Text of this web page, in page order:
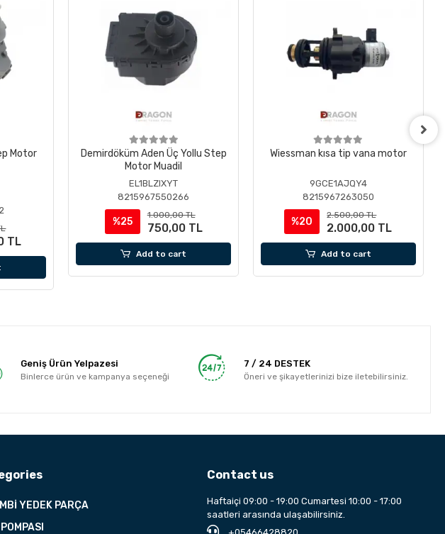
Motor
TL
Demirdöküm Aden Üç Yollu Step
Motor Muadil
EL1BLZIXYT
8215967550266
%25
1.000,00 TL
750,00 TL
Add to cart
Wiessman kısa tip vana motor
9GCE1AJQY4
8215967263050
%20
2.500,00 TL
2.000,00 TL
Add to cart
Geniş Ürün Yelpazesi
Binlerce ürün ve kampanya seçeneği
7 / 24 DESTEK
Öneri ve şikayetlerinizi bize iletebilirsiniz.
YEDEK PARÇA
POMPASI
Contact us
Haftaiçi 09:00 - 19:00 Cumartesi 10:00 - 17:00
saatleri arasında ulaşabilirsiniz.